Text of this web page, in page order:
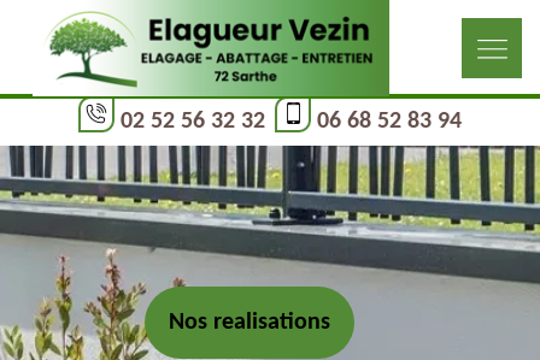
02 52 56 32 32 06 68 52 83 94
Nos realisations